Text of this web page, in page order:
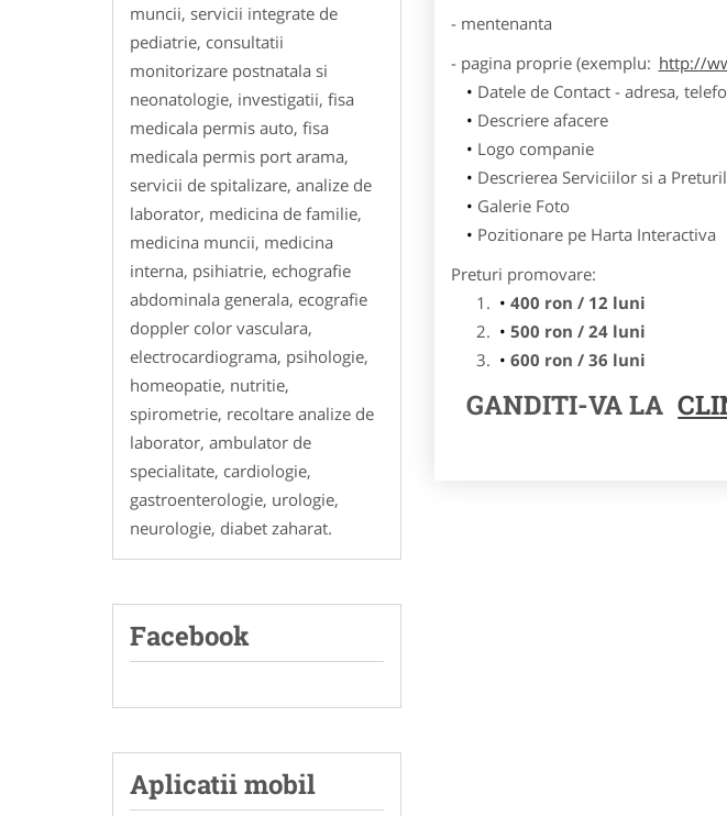
muncii, servicii integrate de
pediatrie, consultatii
monitorizare postnatala si
neonatologie, investigatii, fisa
medicala permis auto, fisa
medicala permis port arama,
servicii de spitalizare, analize de
laborator, medicina de familie,
medicina muncii, medicina
interna, psihiatrie, echografie
abdominala generala, ecografie
doppler color vasculara,
electrocardiograma, psihologie,
homeopatie, nutritie,
spirometrie, recoltare analize de
laborator, ambulator de
specialitate, cardiologie,
gastroenterologie, urologie,
neurologie, diabet zaharat.
Facebook
Aplicatii mobil
- mentenanta
- pagina proprie (exemplu: http://
Datele de Contact - adresa,
Descriere afacere
Logo companie
Descrierea Serviciilor si a
Galerie Foto
Pozitionare pe Harta Interactiva
Preturi promovare:
400 ron / 12 luni
500 ron / 24 luni
600 ron / 36 luni
GANDITI-VA LA